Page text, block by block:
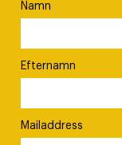
Namn
Efternamn
Mailaddress